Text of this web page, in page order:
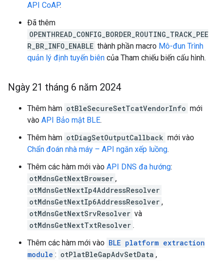
API CoAP.
Đã thêm
OPENTHREAD_CONFIG_BORDER_ROUTING_TRACK_PEE
R_BR_INFO_ENABLE thành phần macro Mô-đun Trình
quản lý định tuyến biên của Tham chiếu biến cấu hình.
Ngày 21 tháng 6 năm 2024
Thêm hàm otBleSecureSetTcatVendorInfo mới
vào API Bảo mật BLE.
Thêm hàm otDiagSetOutputCallback mới vào
Chẩn đoán nhà máy – API ngăn xếp luồng.
Thêm các hàm mới vào API DNS đa hướng:
otMdnsGetNextBrowser ,
otMdnsGetNextIp4AddressResolver
otMdnsGetNextIp6AddressResolver ,
otMdnsGetNextSrvResolver và
otMdnsGetNextTxtResolver .
Thêm các hàm mới vào BLE platform extraction
module : otPlatBleGapAdvSetData ,